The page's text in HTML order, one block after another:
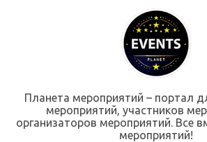
Планета мероприятий – портал
мероприятий, участников
организаторов мероприятий. Все
мероприятий!